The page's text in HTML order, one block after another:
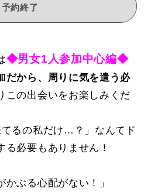
予約終了
◆男女1人参加中心編◆
だから、周りに気を遣う必
この出会いをお楽しみくだ
てるの私だけ…？」なんてド
る必要もありません！
かぶる心配がない！」